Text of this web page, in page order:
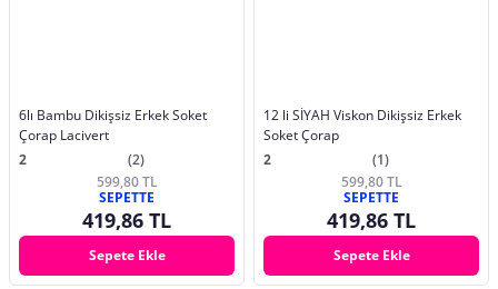
6lı Bambu Dikişsiz Erkek Soket
Çorap Lacivert
2
(2)
599,80 TL
SEPETTE
419,86 TL
Sepete Ekle
12 li SİYAH Viskon Dikişsiz Erkek
Soket Çorap
2
(1)
599,80 TL
SEPETTE
419,86 TL
Sepete Ekle